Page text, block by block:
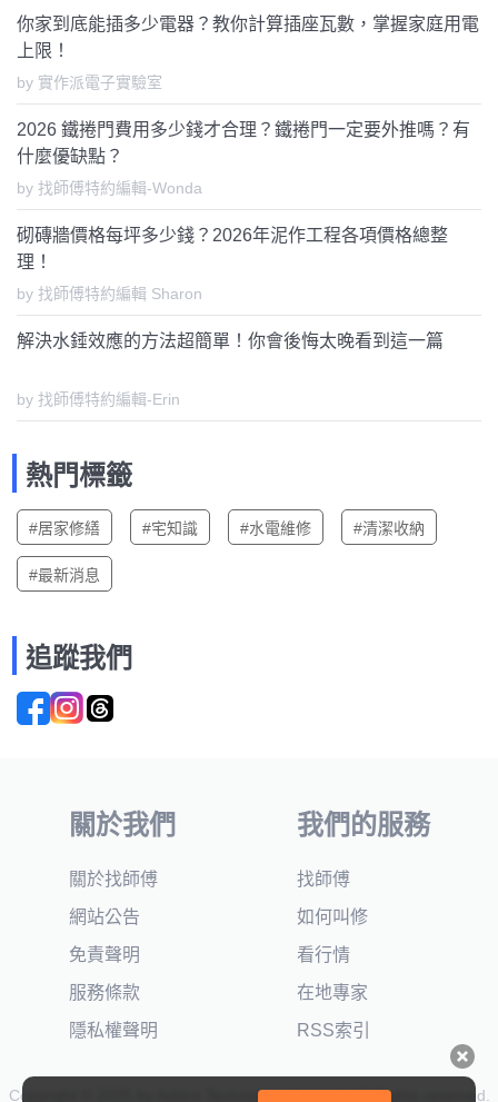
你家到底能插多少電器？教你計算插座瓦數，掌握家庭用電
上限！
by 實作派電子實驗室
2026 鐵捲門費用多少錢才合理？鐵捲門一定要外推嗎？有
什麼優缺點？
by 找師傅特約編輯-Wonda
砌磚牆價格每坪多少錢？2026年泥作工程各項價格總整
理！
by 找師傅特約編輯 Sharon
解決水錘效應的方法超簡單！你會後悔太晚看到這一篇
by 找師傅特約編輯-Erin
熱門標籤
#居家修繕 #宅知識 #水電維修 #清潔收納
#最新消息
追蹤我們
關於我們
關於找師傅
網站公告
免責聲明
服務條款
隱私權聲明
我們的服務
找師傅
如何叫修
看行情
在地專家
RSS索引
Copyright © 2025 by Addcn Technology Co., Ltd. All Rights reserved.